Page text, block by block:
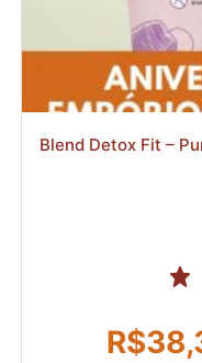
Blend Detox Fit –
R$